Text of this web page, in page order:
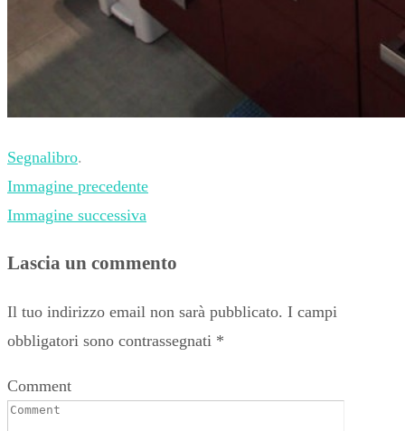
Segnalibro.
Immagine precedente
Immagine successiva
Lascia un commento
Il tuo indirizzo email non sarà pubblicato. I campi
obbligatori sono contrassegnati *
Comment